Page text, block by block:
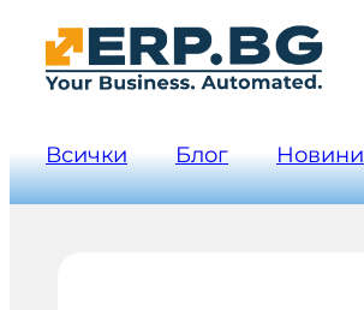
Всички Блог Новини